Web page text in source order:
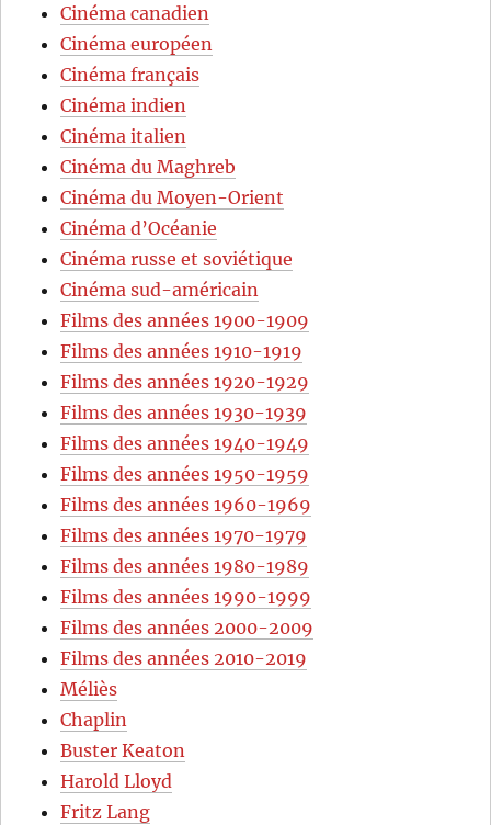
Cinéma canadien
Cinéma européen
Cinéma français
Cinéma indien
Cinéma italien
Cinéma du Maghreb
Cinéma du Moyen-Orient
Cinéma d’Océanie
Cinéma russe et soviétique
Cinéma sud-américain
Films des années 1900-1909
Films des années 1910-1919
Films des années 1920-1929
Films des années 1930-1939
Films des années 1940-1949
Films des années 1950-1959
Films des années 1960-1969
Films des années 1970-1979
Films des années 1980-1989
Films des années 1990-1999
Films des années 2000-2009
Films des années 2010-2019
Méliès
Chaplin
Buster Keaton
Harold Lloyd
Fritz Lang